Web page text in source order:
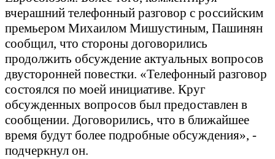
вчерашний телефонный разговор с российским
премьером Михаилом Мишустиным, Пашинян
сообщил, что стороны договорились
продолжить обсуждение актуальных вопросов
двусторонней повестки. «Телефонный разговор
состоялся по моей инициативе. Круг
обсужденных вопросов был предоставлен в
сообщении. Договорились, что в ближайшее
время будут более подробные обсуждения», -
подчеркнул он.